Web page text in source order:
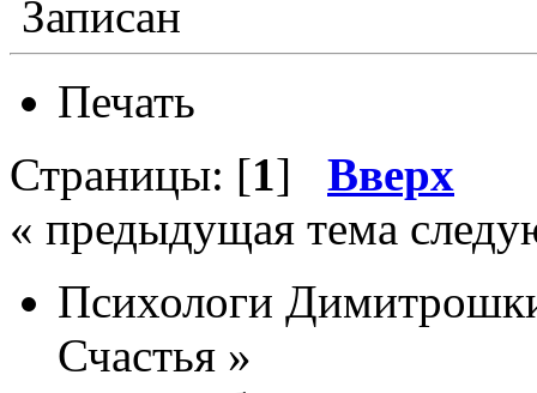
Записан
Печать
Страницы: [1] Вверх
« предыдущая тема
Психологи
Счастья »